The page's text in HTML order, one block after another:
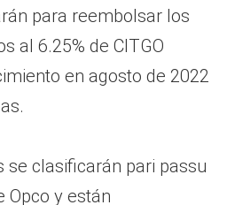
para reembolsar los
al 6.25% de CITGO
en agosto de 2022
se clasificarán pari passu
Opco y están